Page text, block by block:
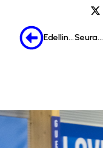
Edellinen Seuraava